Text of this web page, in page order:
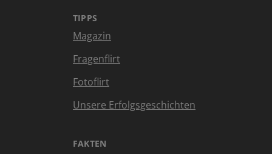
TIPPS
Magazin
Fragenflirt
Fotoflirt
Unsere Erfolgsgeschichten
FAKTEN